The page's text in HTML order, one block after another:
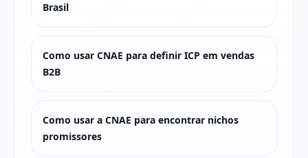
Brasil
Como usar CNAE para definir ICP em vendas
B2B
Como usar a CNAE para encontrar nichos
promissores